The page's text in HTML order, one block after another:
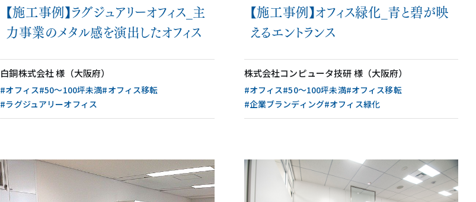
【施工事例】ラグジュアリーオフィス_主
力事業のメタル感を演出したオフィス
白銅株式会社 様（大阪府）
#オフィス#50〜100坪未満#オフィス移転
#ラグジュアリーオフィス
【施工事例】オフィス緑化_青と碧が映
えるエントランス
株式会社コンピュータ技研 様（大阪府）
#オフィス#50〜100坪未満#オフィス移転
#企業ブランディング#オフィス緑化